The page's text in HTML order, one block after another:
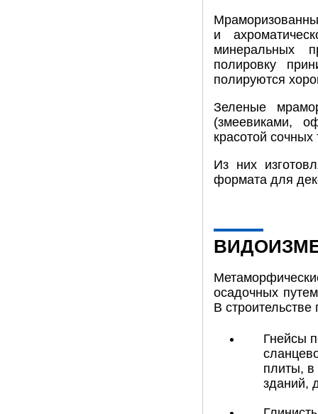
и
минеральных
полировку
полируются
Зеленые
(змеевиками,
красотой
Из них
формата для
осадочных
В
Гнейсы
плиты, в
зданий,